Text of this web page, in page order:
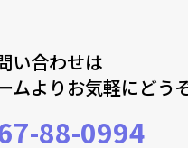
い合わせは
ムよりお気軽にどう
88-0994